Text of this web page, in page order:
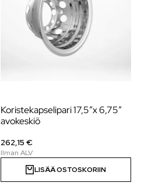
Koristekapselipari 17,5″x 6,75″
avokeskiö
262,15 €
LISÄÄ OSTOSKORIIN